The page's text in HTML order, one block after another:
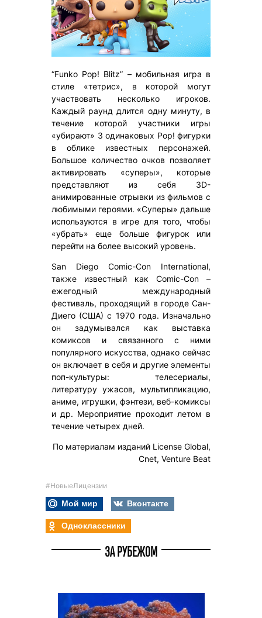
“Funko Pop! Blitz” – мобильная игра в
стиле «тетрис», в которой могут
участвовать несколько игроков.
Каждый раунд длится одну минуту, в
течение которой участники игры
«убирают» 3 одинаковых Pop! фигурки
в облике известных персонажей.
Большое количество очков позволяет
активировать «суперы», которые
представляют из себя 3D-
анимированные отрывки из фильмов с
любимыми героями. «Суперы» дальше
используются в игре для того, чтобы
«убрать» еще больше фигурок или
перейти на более высокий уровень.
San Diego Comic-Con International,
также известный как Comic-Con –
ежегодный международный
фестиваль, проходящий в городе Сан-
Диего (США) с 1970 года. Изначально
он задумывался как выставка
комиксов и связанного с ними
популярного искусства, однако сейчас
он включает в себя и другие элементы
поп-культуры: телесериалы,
литературу ужасов, мультипликацию,
аниме, игрушки, фэнтези, веб-комиксы
и др. Мероприятие проходит летом в
течение четырех дней.
По материалам изданий License Global,
Cnet, Venture Beat
#НовыеЛицензии
Мой мир
Вконтакте
Одноклассники
ЗА РУБЕЖОМ